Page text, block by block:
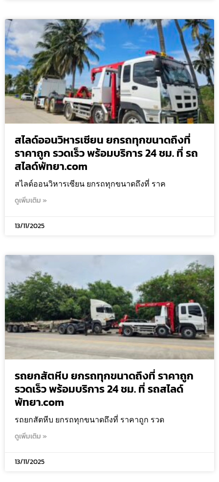
สไลด์ออนวิหารเซียน ยกรถทุกขนาดถึงที่
ราคาถูก รวดเร็ว พร้อมบริการ 24 ชม. ที่ รถ
สไลด์พัทยา.com
สไลด์ออนวิหารเซียน ยกรถทุกขนาดถึงที่ ราค
ดูเพิ่มเติม »
13/11/2025
รถยกสัตหีบ ยกรถทุกขนาดถึงที่ ราคาถูก
รวดเร็ว พร้อมบริการ 24 ชม. ที่ รถสไลด์
พัทยา.com
รถยกสัตหีบ ยกรถทุกขนาดถึงที่ ราคาถูก รวด
ดูเพิ่มเติม »
13/11/2025